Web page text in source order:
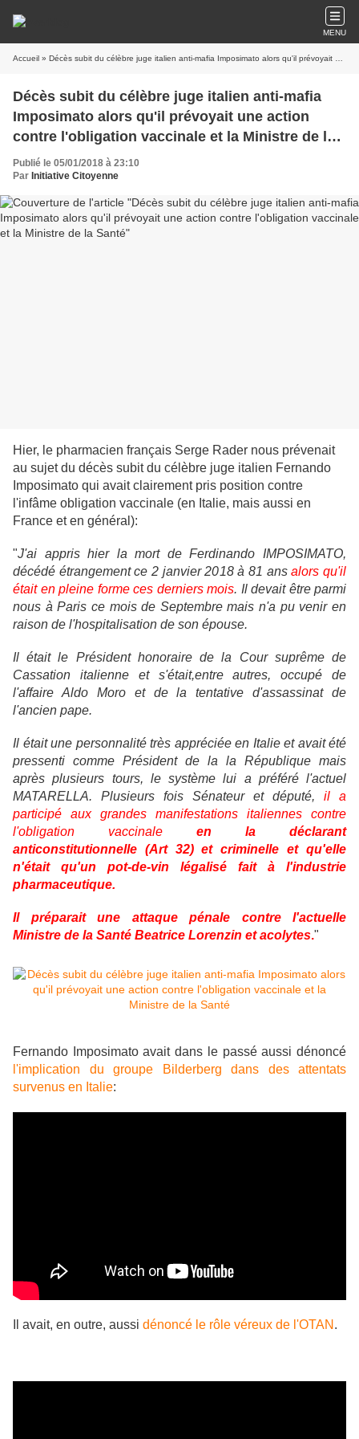
MENU
Accueil » Décès subit du célèbre juge italien anti-mafia Imposimato alors qu'il prévoyait une action contre l'obligation vaccinale et la Ministre de la Santé
Décès subit du célèbre juge italien anti-mafia
Imposimato alors qu'il prévoyait une action
contre l'obligation vaccinale et la Ministre de la
Santé
Publié le 05/01/2018 à 23:10
Par Initiative Citoyenne
Hier, le pharmacien français Serge Rader nous prévenait
au sujet du décès subit du célèbre juge italien Fernando
Imposimato qui avait clairement pris position contre
l'infâme obligation vaccinale (en Italie, mais aussi en
France et en général):
"J'ai appris hier la mort de Ferdinando IMPOSIMATO,
décédé étrangement ce 2 janvier 2018 à 81 ansalors qu'il
était en pleine forme ces derniers mois. Il devait être parmi
nous à Paris ce mois de Septembre mais n'a pu venir en
raison de l'hospitalisation de son épouse.
Il était le Président honoraire de la Cour suprême de
Cassation italienne et s'était,entre autres, occupé de
l'affaire Aldo Moro et de la tentative d'assassinat de
l'ancien pape.
Il était une personnalité très appréciée en Italie et avait été
pressenti comme Président de la la République mais
après plusieurs tours, le système lui a préféré l'actuel
MATARELLA. Plusieurs fois Sénateur et député, il a
participé aux grandes manifestations italiennes contre
l'obligation vaccinale en la déclarant
anticonstitutionnelle (Art 32) et criminelle et qu'elle
n'était qu'un pot-de-vin légalisé fait à l'industrie
pharmaceutique.
Il préparait une attaque pénale contre l'actuelle
Ministre de la Santé Beatrice Lorenzin et acolytes."
Fernando Imposimato avait dans le passé aussi dénoncé
l'implication du groupe Bilderberg dans des attentats
survenus en Italie:
Il avait, en outre, aussi dénoncé le rôle véreux de l'OTAN .